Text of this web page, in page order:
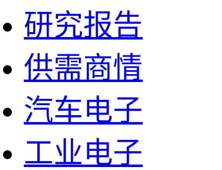
研究报告
供需商情
汽车电子
工业电子